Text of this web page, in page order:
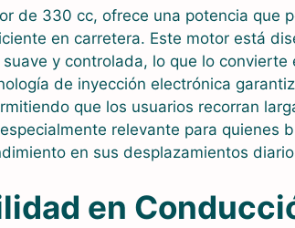
de 330 cc, ofrece una potencia que
en carretera. Este motor está
y controlada, lo que lo convierte
de inyección electrónica
que los usuarios recorran
relevante para quienes
en sus desplazamientos
en